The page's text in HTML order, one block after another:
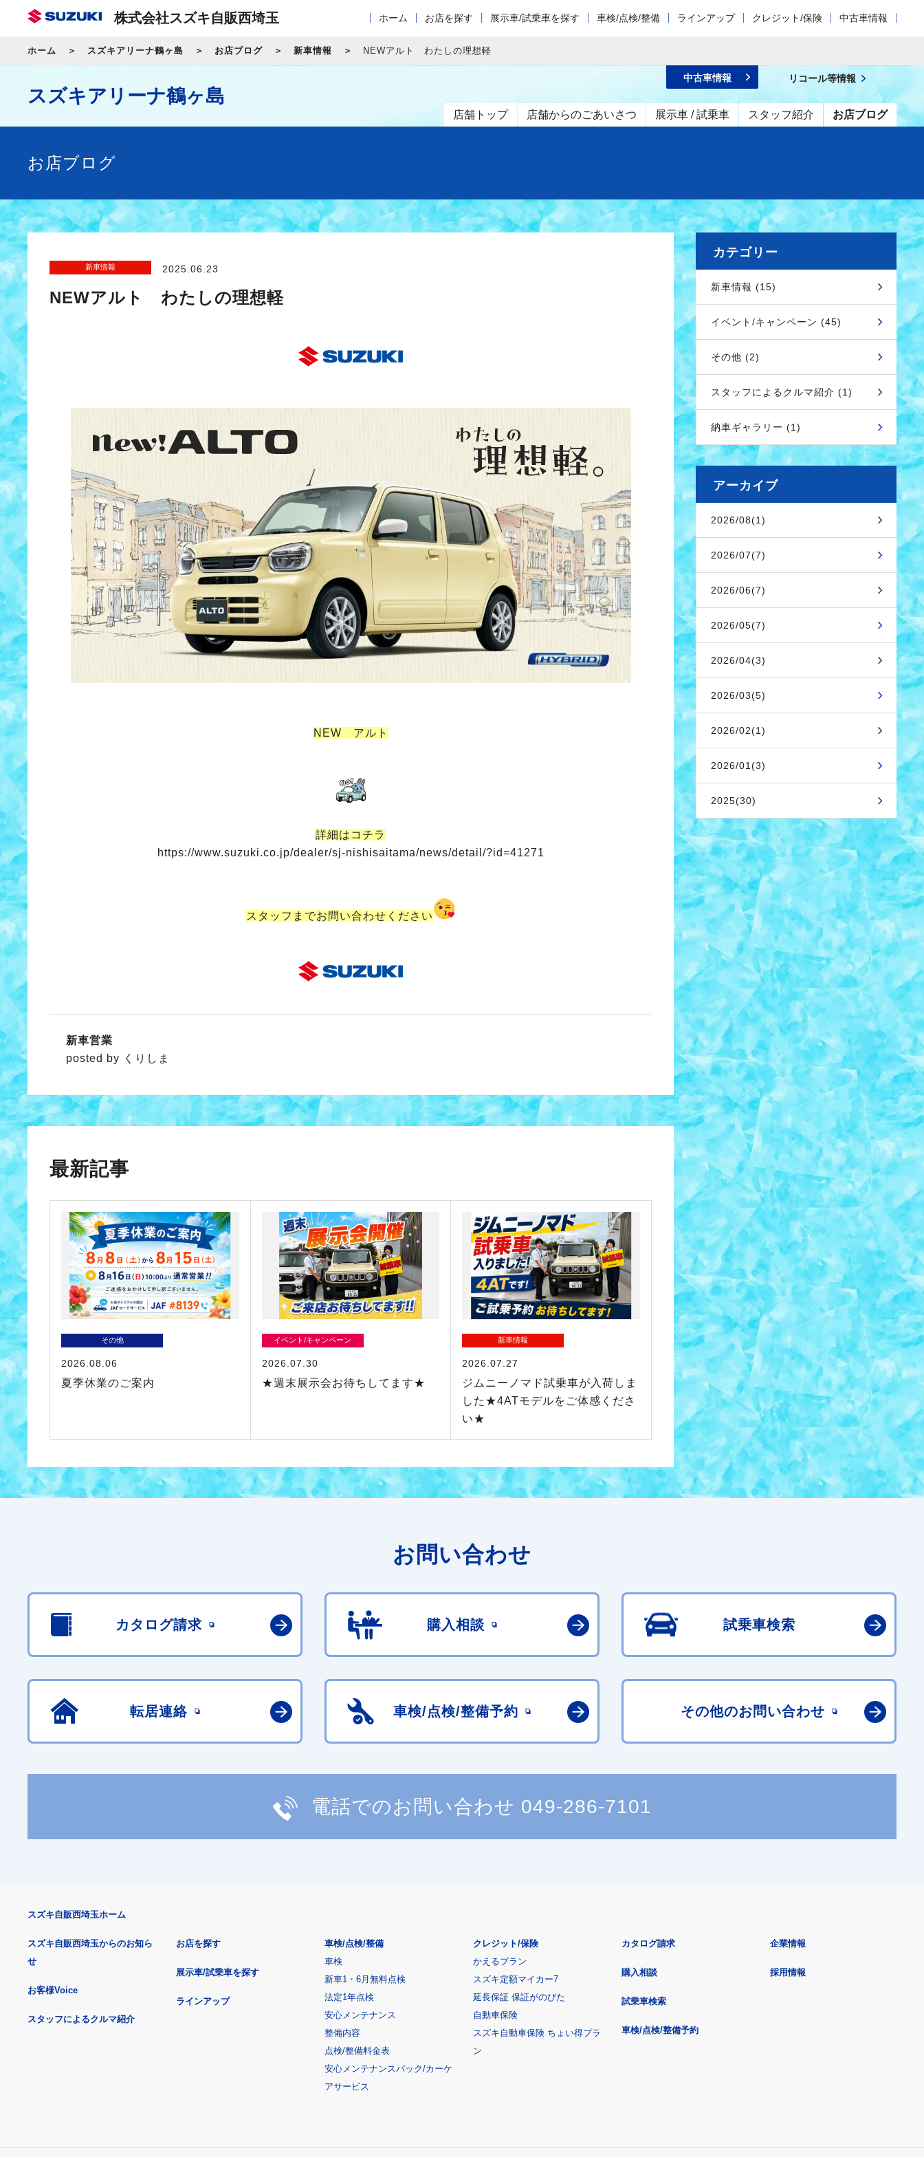
株式会社スズキ自販西埼玉 ホーム お店を探す 展示車/試乗車を探す 車検/点検/整備 ラインアップ クレジット/保険 中古車情報
ホーム スズキアリーナ鶴ヶ島 お店ブログ 新車情報 NEWアルト わたしの理想軽
スズキアリーナ鶴ヶ島
店舗トップ 店舗からのごあいさつ 展示車 / 試乗車 スタッフ紹介 お店ブログ
中古車情報 リコール等情報
お店ブログ
新車情報 2025.06.23
NEWアルト わたしの理想軽
NEW アルト
詳細はコチラ
https://www.suzuki.co.jp/dealer/sj-nishisaitama/news/detail/?id=41271
スタッフまでお問い合わせください
新車営業
posted by くりしま
最新記事
その他
2026.08.06
夏季休業のご案内
イベント/キャンペーン
2026.07.30
★週末展示会お待ちしてます★
新車情報
2026.07.27
ジムニーノマド試乗車が入荷しま
した★4ATモデルをご体感くださ
い★
カテゴリー
新車情報 (15)
イベント/キャンペーン (45)
その他 (2)
スタッフによるクルマ紹介 (1)
納車ギャラリー (1)
アーカイブ
2026/08(1)
2026/07(7)
2026/06(7)
2026/05(7)
2026/04(3)
2026/03(5)
2026/02(1)
2026/01(3)
2025(30)
お問い合わせ
カタログ請求 購入相談 試乗車検索
転居連絡 車検/点検/整備予約 その他のお問い合わせ
電話でのお問い合わせ 049-286-7101
スズキ自販西埼玉ホーム
スズキ自販西埼玉からのお知ら
せ
お客様Voice
スタッフによるクルマ紹介
お店を探す
展示車/試乗車を探す
ラインアップ
車検/点検/整備
車検
新車1・6月無料点検
法定1年点検
安心メンテナンス
整備内容
点検/整備料金表
安心メンテナンスパック/カーケ
アサービス
クレジット/保険
かえるプラン
スズキ定額マイカー7
延長保証 保証がのびた
自動車保険
スズキ自動車保険 ちょい得プラ
ン
カタログ請求
購入相談
試乗車検索
車検/点検/整備予約
企業情報
採用情報